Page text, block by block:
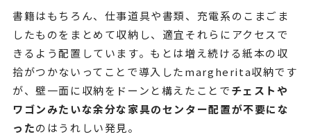
書籍はもちろん、仕事道具や書類、充電系のこまごま
したものをまとめて収納し、適宜それらにアクセスで
きるよう配置しています。もとは増え続ける紙本の収
拾がつかないってことで導入したmargherita収納です
が、壁一面に収納をドーンと構えたことでチェストや
ワゴンみたいな余分な家具のセンター配置が不要にな
ったのはうれしい発見。